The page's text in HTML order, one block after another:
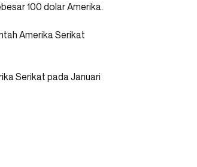
100 dolar Amerika.
Amerika Serikat
Serikat pada Januari